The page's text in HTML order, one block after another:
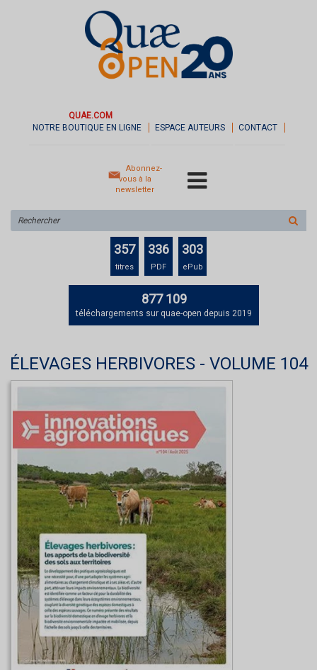
QUAE.COM
NOTRE BOUTIQUE EN LIGNE
ESPACE AUTEURS CONTACT
Abonnez-
vous à la
newsletter
sur
le
357
titres
336
PDF
303
ePub
877 109
téléchargements sur quae-open depuis 2019
ÉLEVAGES HERBIVORES - VOLUME 104